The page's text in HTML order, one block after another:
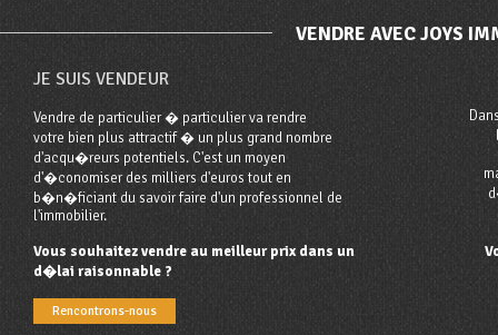
VENDRE AVEC JOYS
JE SUIS VENDEUR
Vendre de particulier � particulier va rendre
votre bien plus attractif � un plus grand nombre
d'acqu�reurs potentiels. C'est un moyen
d'�conomiser des milliers d'euros tout en
b�n�ficiant du savoir faire d'un professionnel de
l'immobilier.
Vous souhaitez vendre au meilleur prix dans un
d�lai raisonnable ?
Rencontrons-nous